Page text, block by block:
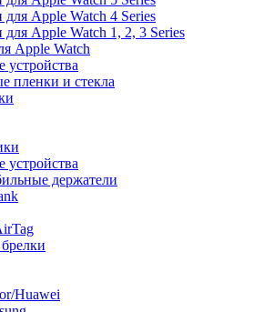
Apple Watch 4 Series
Apple Watch 1, 2, 3 Series
Apple Watch
устройства
пленки и стекла
устройства
держатели
Huawei